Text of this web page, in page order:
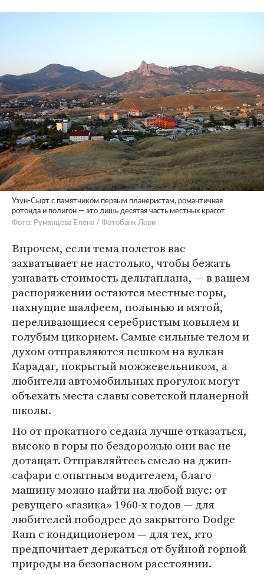
Узун-Сырт с памятником первым планеристам, романтичная
ротонда и полигон — это лишь десятая часть местных красот
Фото: Румянцева Елена / Фотобанк Лори
Впрочем, если тема полетов вас
захватывает не настолько, чтобы бежать
узнавать стоимость дельтаплана, — в вашем
распоряжении остаются местные горы,
пахнущие шалфеем, полынью и мятой,
переливающиеся серебристым ковылем и
голубым цикорием. Самые сильные телом и
духом отправляются пешком на вулкан
Карадаг, покрытый можжевельником, а
любители автомобильных прогулок могут
объехать места славы советской планерной
школы.
Но от прокатного седана лучше отказаться,
высоко в горы по бездорожью они вас не
дотащат. Отправляйтесь смело на джип-
сафари с опытным водителем, благо
машину можно найти на любой вкус: от
ревущего «газика» 1960-х годов — для
любителей пободрее до закрытого Dodge
Ram с кондиционером — для тех, кто
предпочитает держаться от буйной горной
природы на безопасном расстоянии.